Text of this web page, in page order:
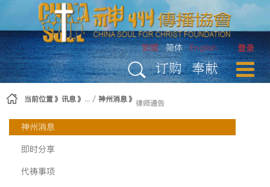
跳转到内容
登录
繁體 简体 English
订购 奉献
当前位置 讯息 神州消息 律师通告
神州消息
即时分享
代祷事项